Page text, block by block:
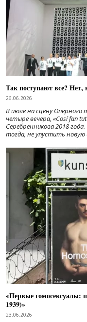
Так поступают все? Нет,
26.06.2026
В июле на сцену Оперного
четыре вечера, «Cosí fan
Серебренникова 2018
тогда, не упустить
«Первые гомосексуалы:
1939)»
23.06.2026